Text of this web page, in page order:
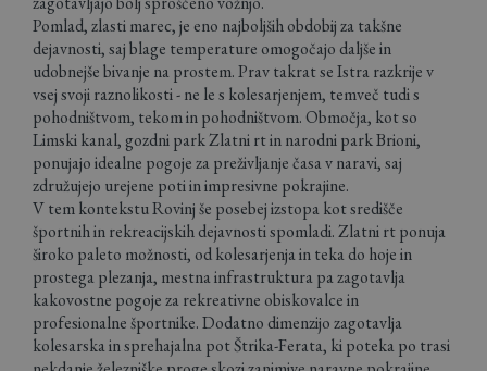
Pomlad, zlasti marec, je eno najboljših obdobij za takšne
dejavnosti, saj blage temperature omogočajo daljše in
udobnejše bivanje na prostem. Prav takrat se Istra razkrije v
vsej svoji raznolikosti - ne le s kolesarjenjem, temveč tudi s
pohodništvom, tekom in pohodništvom. Območja, kot so
Limski kanal, gozdni park Zlatni rt in narodni park Brioni,
ponujajo idealne pogoje za preživljanje časa v naravi, saj
združujejo urejene poti in impresivne pokrajine.
V tem kontekstu Rovinj še posebej izstopa kot središče
športnih in rekreacijskih dejavnosti spomladi. Zlatni rt ponuja
široko paleto možnosti, od kolesarjenja in teka do hoje in
prostega plezanja, mestna infrastruktura pa zagotavlja
kakovostne pogoje za rekreativne obiskovalce in
profesionalne športnike. Dodatno dimenzijo zagotavlja
kolesarska in sprehajalna pot Štrika-Ferata, ki poteka po trasi